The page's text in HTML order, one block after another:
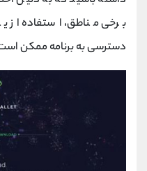
دسترسی به برنامه ممکن